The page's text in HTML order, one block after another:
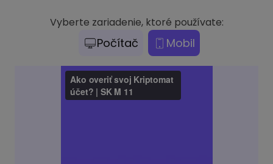
Vyberte zariadenie, ktoré používate:
Počítač Mobil